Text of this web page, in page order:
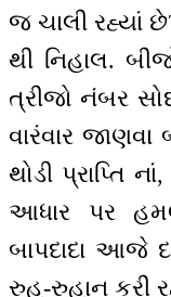
જ ચાલી રહ્યાં
થી નિહાલ.
ત્રીજો નંબર
વારંવાર
થોડી પ્રાપ્તિ
આધાર પર
બાપદાદા આજે
રુહ-રુહાન કરી